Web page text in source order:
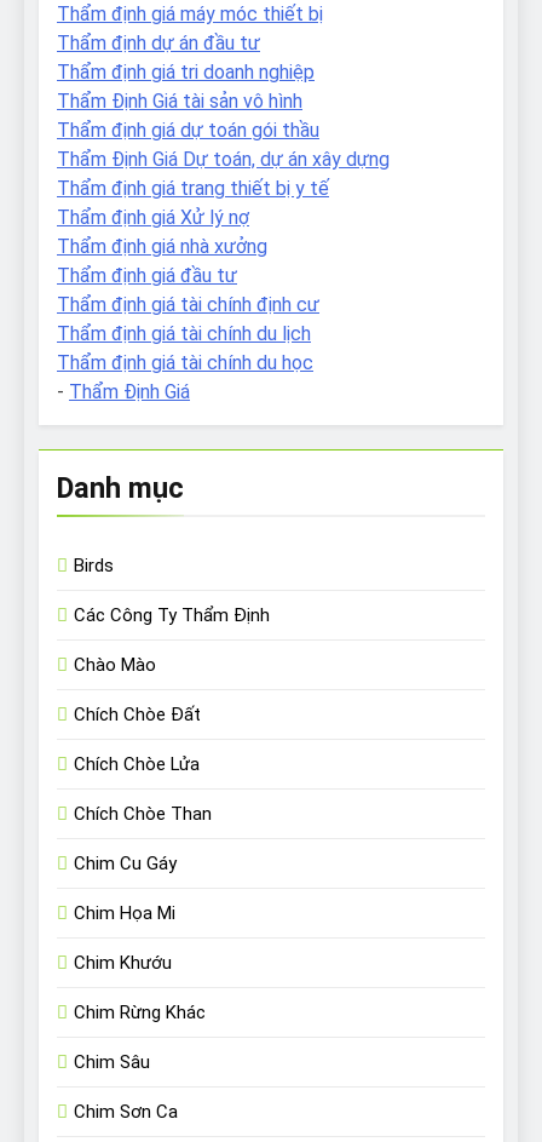
Thẩm định giá máy móc thiết bị
Thẩm định dự án đầu tư
Thẩm định giá tri doanh nghiệp
Thẩm Định Giá tài sản vô hình
Thẩm định giá dự toán gói thầu
Thẩm Định Giá Dự toán, dự án xây dựng
Thẩm định giá trang thiết bị y tế
Thẩm định giá Xử lý nợ
Thẩm định giá nhà xưởng
Thẩm định giá đầu tư
Thẩm định giá tài chính định cư
Thẩm định giá tài chính du lịch
Thẩm định giá tài chính du học
- Thẩm Định Giá
Danh mục
Birds
Các Công Ty Thẩm Định
Chào Mào
Chích Chòe Đất
Chích Chòe Lửa
Chích Chòe Than
Chim Cu Gáy
Chim Họa Mi
Chim Khướu
Chim Rừng Khác
Chim Sâu
Chim Sơn Ca